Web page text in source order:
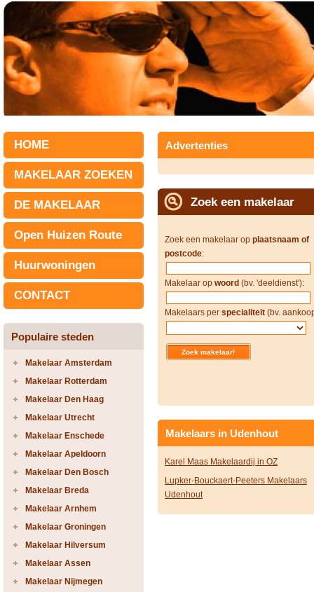
HOME
MAKELAAR ZOEKEN
DE MAKELAAR
Open Huizen Route
Huurwoningen
CONTACT
Populaire steden
Makelaar Amsterdam
Makelaar Rotterdam
Makelaar Den Haag
Makelaar Utrecht
Makelaar Enschede
Makelaar Apeldoorn
Makelaar Den Bosch
Makelaar Breda
Makelaar Arnhem
Makelaar Groningen
Makelaar Hilversum
Makelaar Assen
Makelaar Nijmegen
Advertenties
Zoek een makelaar
Zoek een makelaar op plaatsnaam of
postcode:
Makelaar op woord (bv. 'deeldienst'):
Makelaars per specialiteit (bv.
Makelaars in Udenhout
Karel Maas Makelaardij in OZ
Lupker-Bouckaert-Peeters Makelaars
Udenhout